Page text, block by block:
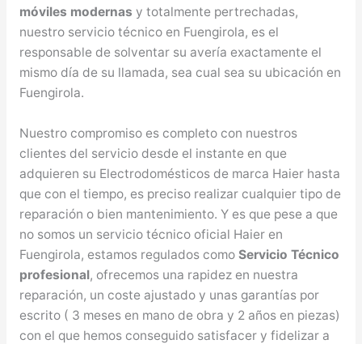
móviles modernas y totalmente pertrechadas,
nuestro servicio técnico en Fuengirola, es el
responsable de solventar su avería exactamente el
mismo día de su llamada, sea cual sea su ubicación en
Fuengirola.
Nuestro compromiso es completo con nuestros
clientes del servicio desde el instante en que
adquieren su Electrodomésticos de marca Haier hasta
que con el tiempo, es preciso realizar cualquier tipo de
reparación o bien mantenimiento. Y es que pese a que
no somos un servicio técnico oficial Haier en
Fuengirola, estamos regulados como Servicio Técnico
profesional, ofrecemos una rapidez en nuestra
reparación, un coste ajustado y unas garantías por
escrito ( 3 meses en mano de obra y 2 años en piezas)
con el que hemos conseguido satisfacer y fidelizar a